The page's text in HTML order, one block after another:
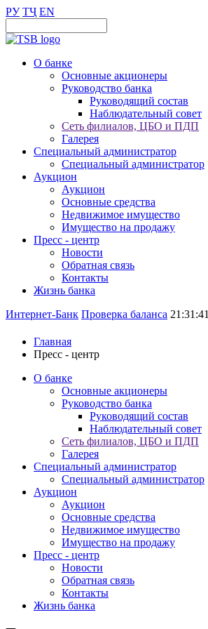
РУ ТҶ EN
О банке
Основные акционеры
Руководство банка
Руководящий состав
Наблюдательный совет
Сеть филиалов, ЦБО и ПДП
Галерея
Специальный администратор
Специальный администратор
Аукцион
Аукцион
Основные средства
Недвижимое имущество
Имущество на продажу
Пресс - центр
Новости
Обратная связь
Контакты
Жизнь банка
Интернет-Банк Проверка баланса 21:31:41
Главная
Пресс - центр
О банке
Основные акционеры
Руководство банка
Руководящий состав
Наблюдательный совет
Сеть филиалов, ЦБО и ПДП
Галерея
Специальный администратор
Специальный администратор
Аукцион
Аукцион
Основные средства
Недвижимое имущество
Имущество на продажу
Пресс - центр
Новости
Обратная связь
Контакты
Жизнь банка